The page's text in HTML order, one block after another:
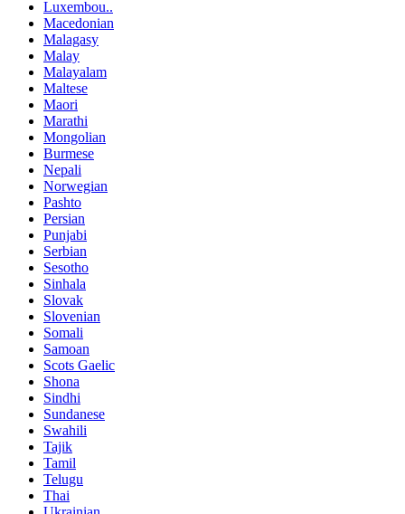
Luxembou..
Macedonian
Malagasy
Malay
Malayalam
Maltese
Maori
Marathi
Mongolian
Burmese
Nepali
Norwegian
Pashto
Persian
Punjabi
Serbian
Sesotho
Sinhala
Slovak
Slovenian
Somali
Samoan
Scots Gaelic
Shona
Sindhi
Sundanese
Swahili
Tajik
Tamil
Telugu
Thai